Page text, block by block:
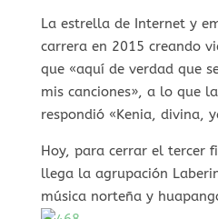
La estrella de Internet y
carrera en 2015 creando
que «aquí de verdad que
mis canciones», a lo que
respondió «Kenia, divina,
Hoy, para cerrar el tercer
llega la agrupación
música norteña y